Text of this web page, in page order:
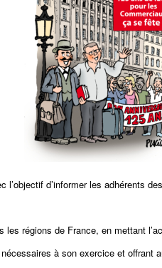
d’informer les adhérents
régions de France, en mettant
à son exercice et